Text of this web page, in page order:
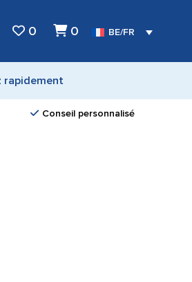
0 0 BE/FR
rapidement
Conseil personnalisé